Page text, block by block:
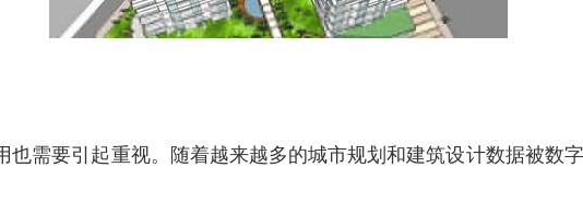
需要引起重视。随着越来越多的城市规划和建筑设计数据被数